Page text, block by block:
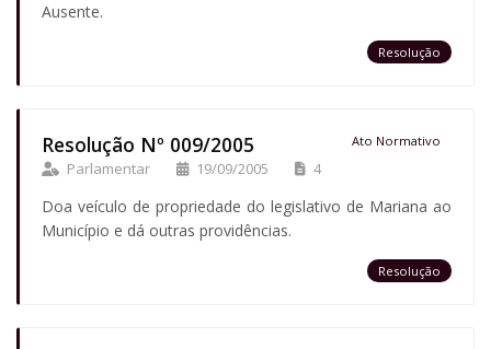
Ausente.
Resolução
Resolução Nº 009/2005 Ato Normativo
Parlamentar 19/09/2005 4
Doa veículo de propriedade do legislativo de Mariana ao
Município e dá outras providências.
Resolução